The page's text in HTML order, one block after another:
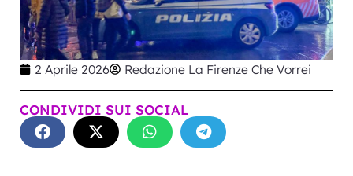
2 Aprile 2026 Redazione La Firenze Che Vorrei
CONDIVIDI SUI SOCIAL